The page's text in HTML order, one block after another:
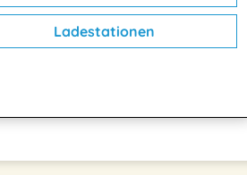
Ladestationen